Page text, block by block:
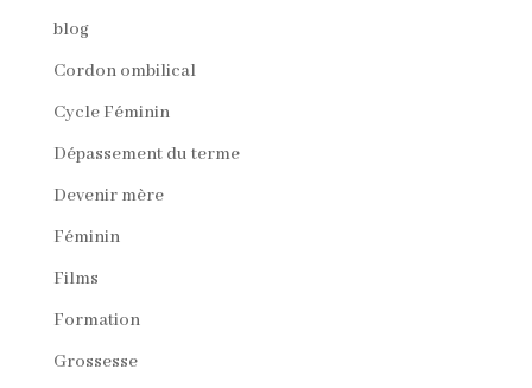
blog
Cordon ombilical
Cycle Féminin
Dépassement du terme
Devenir mère
Féminin
Films
Formation
Grossesse